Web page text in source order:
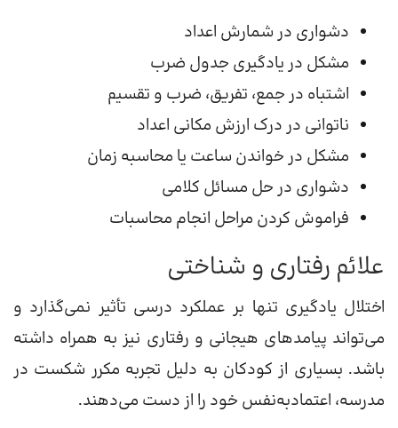
دشواری در شمارش اعداد
مشکل در یادگیری جدول ضرب
اشتباه در جمع، تفریق، ضرب و تقسیم
ناتوانی در درک ارزش مکانی اعداد
مشکل در خواندن ساعت یا محاسبه زمان
دشواری در حل مسائل کلامی
فراموش کردن مراحل انجام محاسبات
علائم رفتاری و شناختی
اختلال یادگیری تنها بر عملکرد درسی تأثیر نمی‌گذارد و
می‌تواند پیامدهای هیجانی و رفتاری نیز به همراه داشته
باشد. بسیاری از کودکان به دلیل تجربه مکرر شکست در
مدرسه، اعتمادبه‌نفس خود را از دست می‌دهند.